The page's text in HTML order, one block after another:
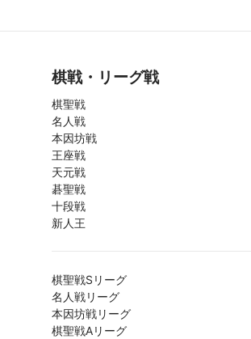
棋戦・リーグ戦
棋聖戦
名人戦
本因坊戦
王座戦
天元戦
碁聖戦
十段戦
新人王
棋聖戦Sリーグ
名人戦リーグ
本因坊戦リーグ
棋聖戦Aリーグ